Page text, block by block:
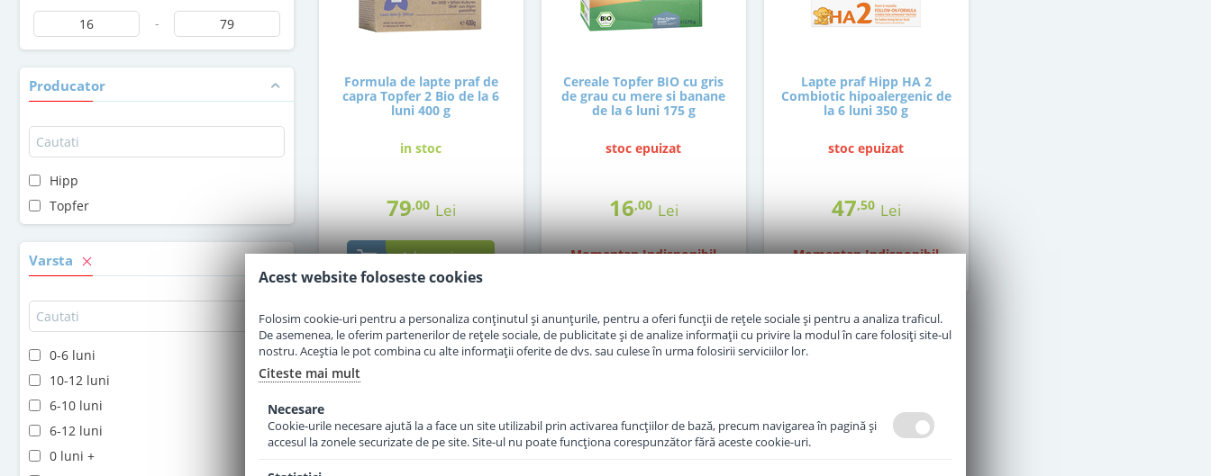
-
Producator
Hipp
Topfer
Varsta
0-6 luni
10-12 luni
6-10 luni
6-12 luni
0 luni +
Formula de lapte praf de
capra Topfer 2 Bio de la 6
luni 400 g
in stoc
79,00 Lei
Adauga in cos
Cereale Topfer BIO cu gris
de grau cu mere si banane
de la 6 luni 175 g
stoc epuizat
16,00 Lei
Momentan Indisponibil
Lapte praf Hipp HA 2
Combiotic hipoalergenic de
la 6 luni 350 g
stoc epuizat
47,50 Lei
Momentan Indisponibil
Acest website foloseste cookies
Folosim cookie-uri pentru a personaliza conținutul și anunțurile, pentru a oferi funcții de rețele sociale și pentru a analiza traficul.
De asemenea, le oferim partenerilor de rețele sociale, de publicitate și de analize informații cu privire la modul în care folosiți site-ul
nostru. Aceștia le pot combina cu alte informații oferite de dvs. sau culese în urma folosirii serviciilor lor.
Citeste mai mult
Necesare
Cookie-urile necesare ajută la a face un site utilizabil prin activarea funcţiilor de bază, precum navigarea în pagină şi
accesul la zonele securizate de pe site. Site-ul nu poate funcţiona corespunzător fără aceste cookie-uri.